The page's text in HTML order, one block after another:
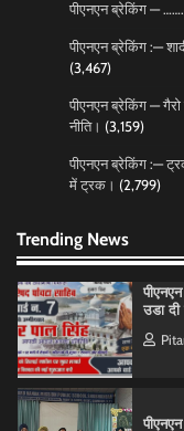
पीएनएन ब्रेकिंग —
पीएनएन ब्रेकिंग :—
(3,467)
पीएनएन ब्रेकिंग —
नीति। (3,159)
पीएनएन ब्रेकिंग :—
में ट्रक। (2,799)
Trending News
की
उडा दी